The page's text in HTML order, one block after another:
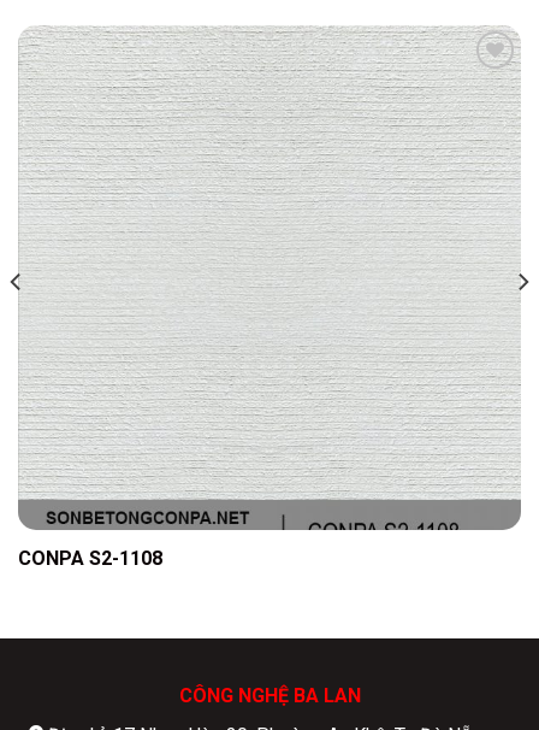
Add to
wishlist
CONPA S2-1108
CÔNG NGHỆ BA LAN